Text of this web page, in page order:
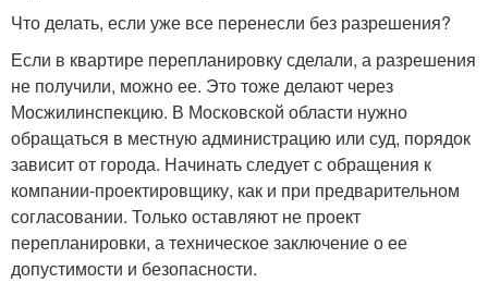
Что делать, если уже все перенесли без разрешения?
Если в квартире перепланировку сделали, а разрешения
не получили, можно ее. Это тоже делают через
Мосжилинспекцию. В Московской области нужно
обращаться в местную администрацию или суд, порядок
зависит от города. Начинать следует с обращения к
компании-проектировщику, как и при предварительном
согласовании. Только оставляют не проект
перепланировки, а техническое заключение о ее
допустимости и безопасности.